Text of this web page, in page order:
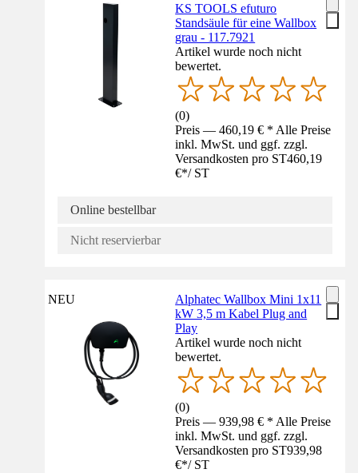
KS TOOLS efuturo
Standsäule für eine Wallbox
grau - 117.7921
Artikel wurde noch nicht
bewertet.
(0)
Preis — 460,19 € * Alle Preise
inkl. MwSt. und ggf. zzgl.
Versandkosten pro ST460,19
€*/ ST
Online bestellbar
Nicht reservierbar
NEU
Alphatec Wallbox Mini 1x11
kW 3,5 m Kabel Plug and
Play
Artikel wurde noch nicht
bewertet.
(0)
Preis — 939,98 € * Alle Preise
inkl. MwSt. und ggf. zzgl.
Versandkosten pro ST939,98
€*/ ST